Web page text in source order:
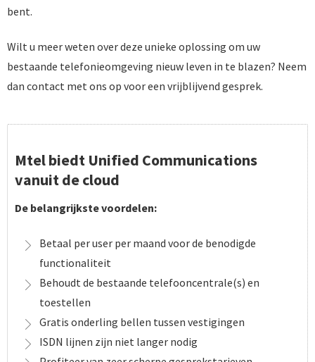
bent.
Wilt u meer weten over deze unieke oplossing om uw
bestaande telefonieomgeving nieuw leven in te blazen? Neem
dan contact met ons op voor een vrijblijvend gesprek.
Mtel biedt Unified Communications
vanuit de cloud
De belangrijkste voordelen:
Betaal per user per maand voor de benodigde
functionaliteit
Behoudt de bestaande telefooncentrale(s) en
toestellen
Gratis onderling bellen tussen vestigingen
ISDN lijnen zijn niet langer nodig